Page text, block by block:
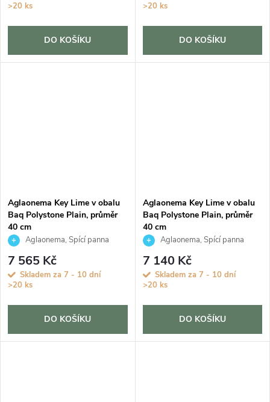
>20 ks
DO KOŠÍKU
>20 ks
DO KOŠÍKU
Aglaonema Key Lime v obalu
Baq Polystone Plain, průměr
40 cm
Aglaonema, Spící panna
7 565 Kč
Skladem za 7 - 10 dní
>20 ks
DO KOŠÍKU
Aglaonema Key Lime v obalu
Baq Polystone Plain, průměr
40 cm
Aglaonema, Spící panna
7 140 Kč
Skladem za 7 - 10 dní
>20 ks
DO KOŠÍKU